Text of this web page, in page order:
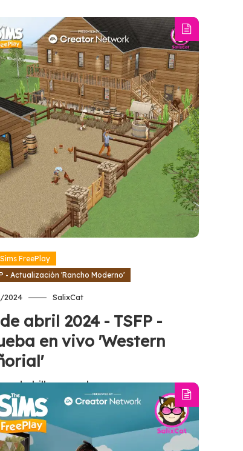
FreePlay
- Actualización 'Rancho Moderno'
2024 SalixCat
abril 2024 - TSFP -
en vivo 'Western
de billar, escaleras en curva,
abatibles de western y una
casa señorial. Si te gusta la
¡el solar "Western señorial" es para